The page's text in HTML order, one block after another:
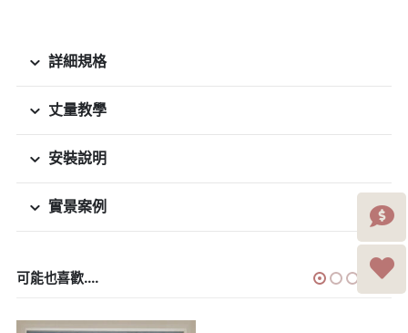
詳細規格
丈量教學
安裝說明
實景案例
可能也喜歡....